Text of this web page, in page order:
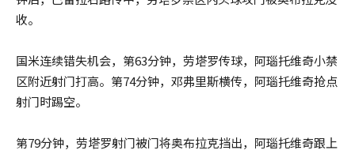
收。
国米连续错失机会，第63分钟，劳塔罗传球，阿瑙托维奇小禁
区附近射门打高。第74分钟，邓弗里斯横传，阿瑙托维奇抢点
射门时踢空。
第79分钟，劳塔罗射门被门将奥布拉克挡出，阿瑙托维奇跟上